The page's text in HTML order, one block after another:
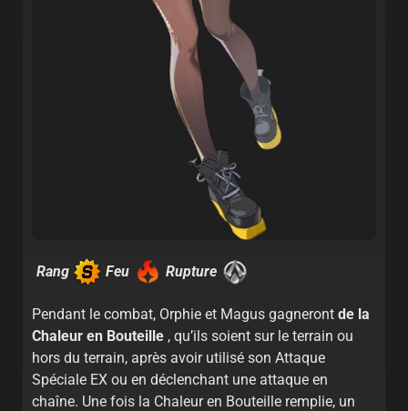
Rang Feu Rupture
Pendant le combat, Orphie et Magus gagneront de la
Chaleur en Bouteille , qu’ils soient sur le terrain ou
hors du terrain, après avoir utilisé son Attaque
Spéciale EX ou en déclenchant une attaque en
chaîne. Une fois la Chaleur en Bouteille remplie, un